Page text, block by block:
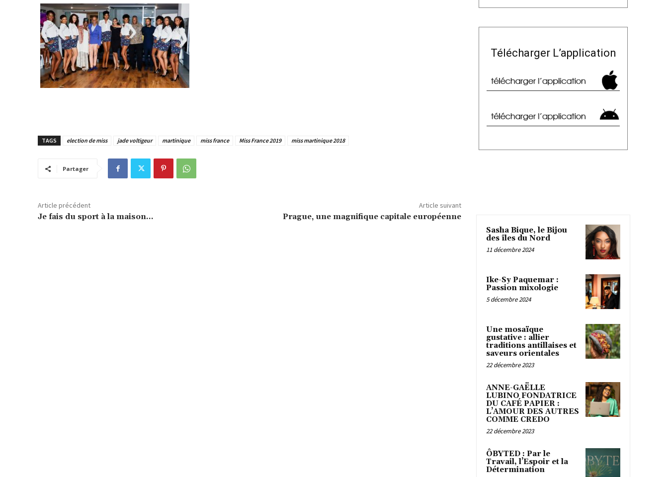
TAGS election de miss jade voltigeur martinique miss france Miss France 2019 miss martinique 2018
Partager
Article précédent
Je fais du sport à la maison…
Article suivant
Prague, une magnifique capitale européenne
Télécharger L’application
Sasha Bique, le Bijou
des îles du Nord
11 décembre 2024
Ike-Sy Paquemar :
Passion mixologie
5 décembre 2024
Une mosaïque
gustative : allier
traditions antillaises et
saveurs orientales
22 décembre 2023
ANNE-GAËLLE
LUBINO FONDATRICE
DU CAFÉ PAPIER :
L’AMOUR DES AUTRES
COMME CREDO
22 décembre 2023
ÔBYTED : Par le
Travail, l’Espoir et la
Détermination